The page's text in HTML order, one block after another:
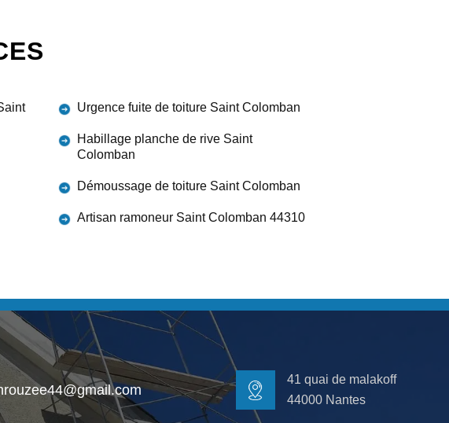
Urgence fuite de toiture Saint Colomban
Habillage planche de rive Saint
Colomban
Démoussage de toiture Saint Colomban
Artisan ramoneur Saint Colomban 44310
41 quai de malakoff
44000 Nantes